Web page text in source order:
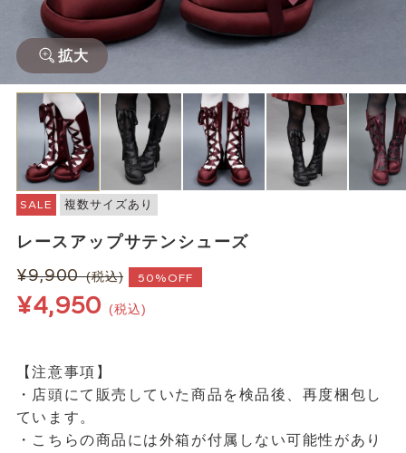
拡大
SALE 複数サイズあり
レースアップサテンシューズ
¥9,900 (税込) 50%OFF
¥4,950 (税込)
【注意事項】
・店頭にて販売していた商品を検品後、再度梱包し
ています。
・こちらの商品には外箱が付属しない可能性があり